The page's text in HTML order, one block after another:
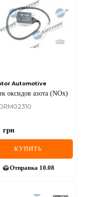
Automotive
оксидов азота (NOx)
грн
КУПИТЬ
Отправка 10.08